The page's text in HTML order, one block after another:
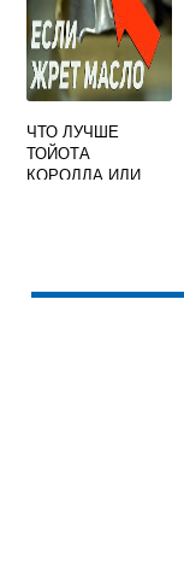
ЧТО ЛУЧШЕ
ТОЙОТА
КОРОЛЛА ИЛИ